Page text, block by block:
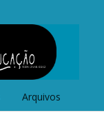
Arquivos